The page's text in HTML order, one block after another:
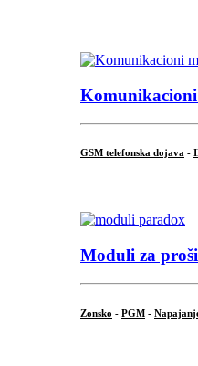
GSM telefonska dojava -
Moduli za
Zonsko - PGM -